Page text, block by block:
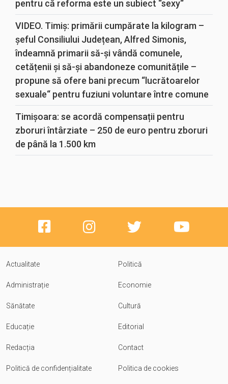
pentru că reforma este un subiect “sexy“
VIDEO. Timiș: primării cumpărate la kilogram –
șeful Consiliului Județean, Alfred Simonis,
îndeamnă primarii să-și vândă comunele,
cetățenii și să-și abandoneze comunitățile –
propune să ofere bani precum “lucrătoarelor
sexuale“ pentru fuziuni voluntare între comune
Timișoara: se acordă compensații pentru
zboruri întârziate – 250 de euro pentru zboruri
de până la 1.500 km
Actualitate Politică
Administrație Economie
Sănătate Cultură
Educație Editorial
Redacția Contact
Politică de confidențialitate Politica de cookies